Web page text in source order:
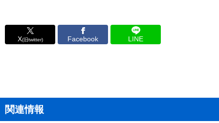
X(旧twitter) Facebook LINE
関連情報